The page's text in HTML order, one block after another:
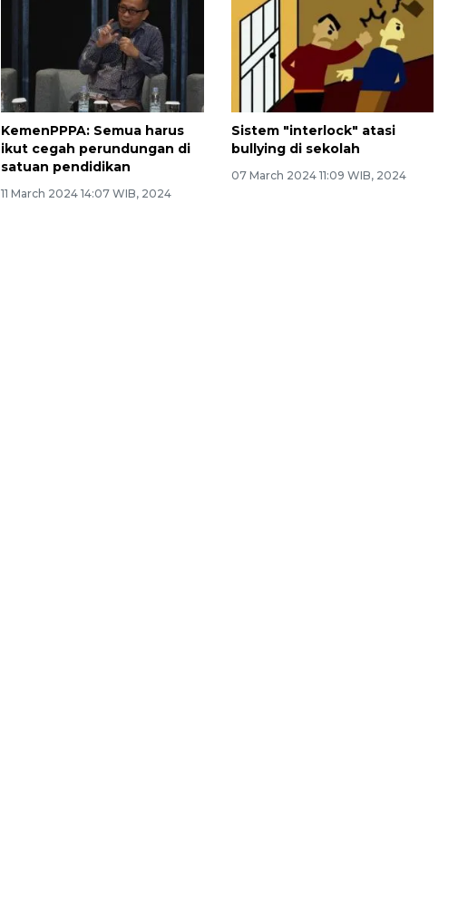
KemenPPPA: Semua harus
ikut cegah perundungan di
satuan pendidikan
11 March 2024 14:07 WIB, 2024
Sistem "interlock" atasi
bullying di sekolah
07 March 2024 11:09 WIB, 2024
Sidang putusan terdakwa
pembunuhan Brigadir Nurhadi